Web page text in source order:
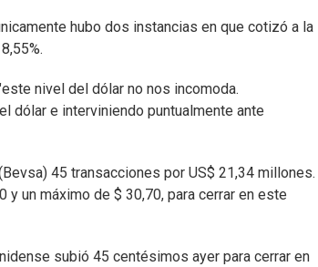
hubo dos instancias en que cotizó a la
nivel del dólar no nos incomoda.
dólar e interviniendo puntualmente ante
45 transacciones por US$ 21,34 millones.
y un máximo de $ 30,70, para cerrar en este
subió 45 centésimos ayer para cerrar en